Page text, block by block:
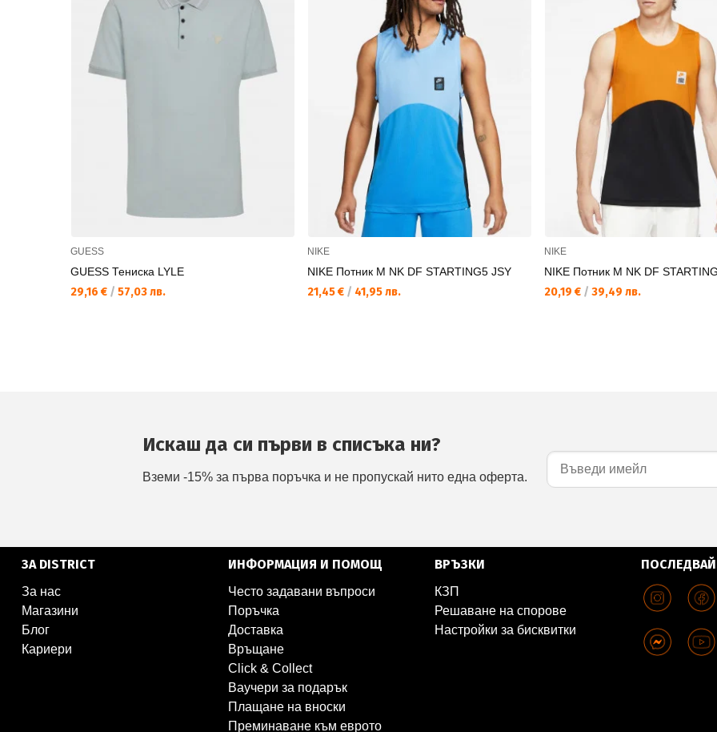
GUESS
GUESS Тениска LYLE
29,16 € / 57,03 лв.
NIKE
NIKE Потник M NK DF STARTING5 JSY
21,45 € / 41,95 лв.
NIKE
NIKE Потник M NK DF
20,19 € / 39,49 лв.
Искаш да си първи в списъка ни?
Вземи -15% за първа поръчка и не пропускай нито една оферта.
ЗА DISTRICT
За нас
Магазини
Блог
Кариери
ИНФОРМАЦИЯ И ПОМОЩ
Често задавани въпроси
Поръчка
Доставка
Връщане
Click & Collect
Ваучери за подарък
Плащане на вноски
Преминаване към еврото
ВРЪЗКИ
КЗП
Решаване на спорове
Настройки за бисквитки